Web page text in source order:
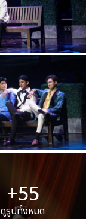
+55
ดูรูปทั้งหมด